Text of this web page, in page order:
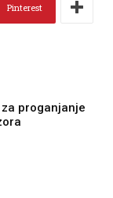
Pinterest
proganjanje